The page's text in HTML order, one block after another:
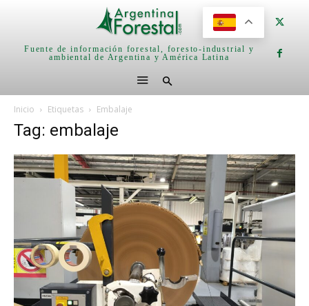
Fuente de información forestal, foresto-industrial y
ambiental de Argentina y América Latina
Inicio Etiquetas Embalaje
Tag: embalaje